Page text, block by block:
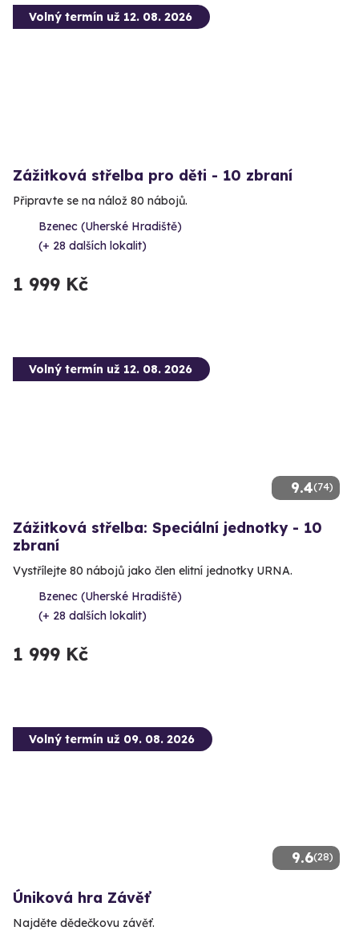
Volný termín už 12. 08. 2026
Zážitková střelba pro děti - 10 zbraní
Připravte se na nálož 80 nábojů.
Bzenec (Uherské Hradiště)
(+ 28 dalších lokalit)
1 999 Kč
9.4(74)
Volný termín už 12. 08. 2026
Zážitková střelba: Speciální jednotky - 10
zbraní
Vystřílejte 80 nábojů jako člen elitní jednotky URNA.
Bzenec (Uherské Hradiště)
(+ 28 dalších lokalit)
1 999 Kč
9.6(28)
Volný termín už 09. 08. 2026
Úniková hra Závěť
Najděte dědečkovu závěť.